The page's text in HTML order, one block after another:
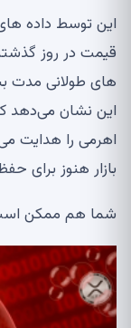
این توسط داده
قیمت در روز
های طولانی مدت
این نشان می‌دهد
اهرمی را هدایت
بازار هنوز
شما هم ممکن